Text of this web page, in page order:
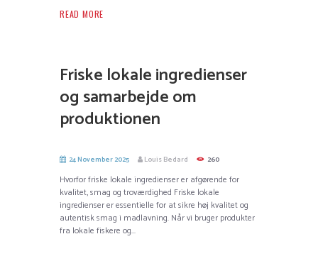
READ MORE
Friske lokale ingredienser
og samarbejde om
produktionen
24 November 2025 Louis Bedard 260
Hvorfor friske lokale ingredienser er afgørende for
kvalitet, smag og troværdighed Friske lokale
ingredienser er essentielle for at sikre høj kvalitet og
autentisk smag i madlavning. Når vi bruger produkter
fra lokale fiskere og...